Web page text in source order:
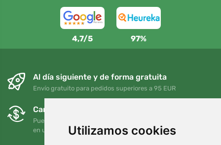
Utilizamos cookies
4,7/5 97%
Al día siguiente y de forma gratuita
Envío gratuito para pedidos superiores a 95 EUR
Cambios y devoluciones gratuitos
Puede devolver o cambiar su pedido en cualquier momento
en un plazo de 90 días